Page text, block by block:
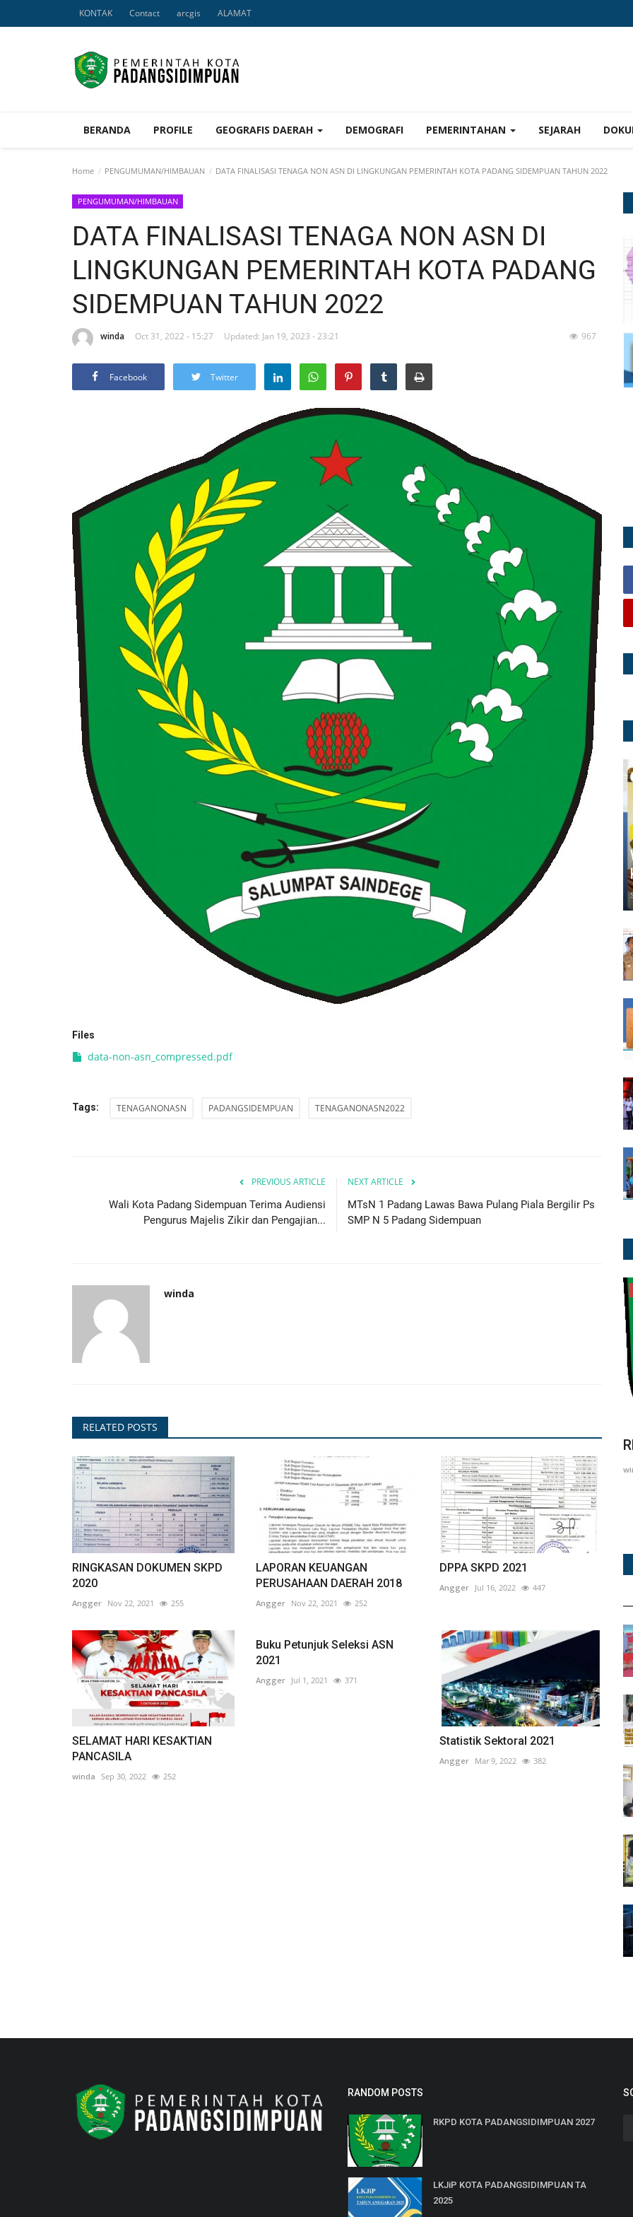
KONTAK Contact arcgis ALAMAT
BERANDA PROFILE GEOGRAFIS DAERAH DEMOGRAFI PEMERINTAHAN SEJARAH
Home PENGUMUMAN/HIMBAUAN DATA FINALISASI TENAGA NON ASN DI LINGKUNGAN PEMERINTAH KOTA PADANG SIDEMPUAN TAHUN 2022
PENGUMUMAN/HIMBAUAN
DATA FINALISASI TENAGA NON ASN DI
LINGKUNGAN PEMERINTAH KOTA PADANG
SIDEMPUAN TAHUN 2022
winda Oct 31, 2022 - 15:27 Updated: Jan 19, 2023 - 23:21 967
Facebook Twitter
Files
data-non-asn_compressed.pdf
Tags: TENAGANONASN PADANGSIDEMPUAN TENAGANONASN2022
PREVIOUS ARTICLE
Wali Kota Padang Sidempuan Terima Audiensi
Pengurus Majelis Zikir dan Pengajian...
NEXT ARTICLE
MTsN 1 Padang Lawas Bawa Pulang Piala Bergilir Ps
SMP N 5 Padang Sidempuan
winda
RELATED POSTS
RINGKASAN DOKUMEN SKPD
2020
Angger Nov 22, 2021 255
LAPORAN KEUANGAN
PERUSAHAAN DAERAH 2018
Angger Nov 22, 2021 252
DPPA SKPD 2021
Angger Jul 16, 2022 447
SELAMAT HARI KESAKTIAN
PANCASILA
winda Sep 30, 2022 252
Buku Petunjuk Seleksi ASN
2021
Angger Jul 1, 2021 371
Statistik Sektoral 2021
Angger Mar 9, 2022 382
Pembukaan MTQ ke-40 Sumut,...
Surji 50
Inovatif dan Kolaboratif untuk...
winda Apr 20, 2026 126
RANDOM POSTS
RKPD KOTA PADANGSIDIMPUAN 2027
LKJiP KOTA PADANGSIDIMPUAN TA
2025